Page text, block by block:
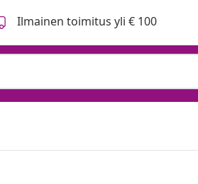
Ilmainen toimitus yli € 100